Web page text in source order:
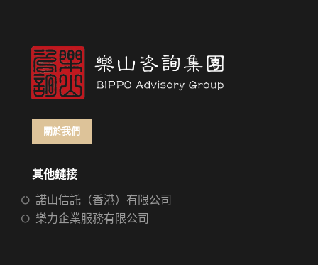
關於我們
其他鏈接
諾山信託（香港）有限公司
樂力企業服務有限公司